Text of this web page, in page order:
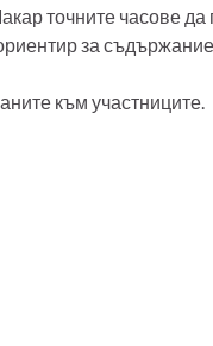
точните часове
за
към участниците.